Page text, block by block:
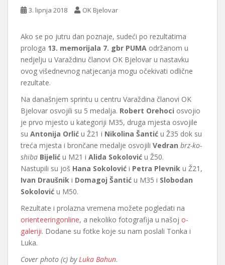
3. lipnja 2018 OK Bjelovar
Ako se po jutru dan poznaje, sudeći po rezultatima
prologa 13. memorijala 7. gbr PUMA održanom u
nedjelju u Varaždinu članovi OK Bjelovar u nastavku
ovog višednevnog natjecanja mogu očekivati odlične
rezultate.
Na današnjem sprintu u centru Varaždina članovi OK
Bjelovar osvojili su 5 medalja. Robert Orehoci osvojio
je prvo mjesto u kategoriji M35, druga mjesta osvojile
su Antonija Orlić u Ž21 i Nikolina Šantić u Ž35 dok su
treća mjesta i brončane medalje osvojili Vedran brz-ko-
shiba Bijelić u M21 i Alida Sokolović u Ž50.
Nastupili su još Hana Sokolović i Petra Plevnik u Ž21,
Ivan Draušnik i Domagoj Šantić u M35 i Slobodan
Sokolović u M50.
Rezultate i prolazna vremena možete pogledati na
orienteeringonline, a nekoliko fotografija u našoj o-
galeriji. Dodane su fotke koje su nam poslali Tonka i
Luka.
Cover photo (c) byLuka Bahun.